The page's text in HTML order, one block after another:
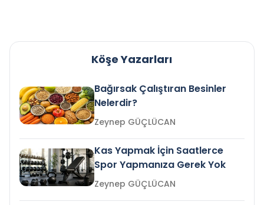
Köşe Yazarları
Bağırsak Çalıştıran Besinler
Nelerdir?
Zeynep GÜÇLÜCAN
Kas Yapmak İçin Saatlerce
Spor Yapmanıza Gerek Yok
Zeynep GÜÇLÜCAN